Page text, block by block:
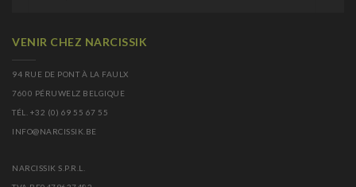
VENIR CHEZ NARCISSIK
94 RUE DE PONT À LA FAULX
7600 PÉRUWELZ BELGIQUE
TÉL. +32 (0) 69 55 67 55
INFO@NARCISSIK.BE
NARCISSIK S.P.R.L.